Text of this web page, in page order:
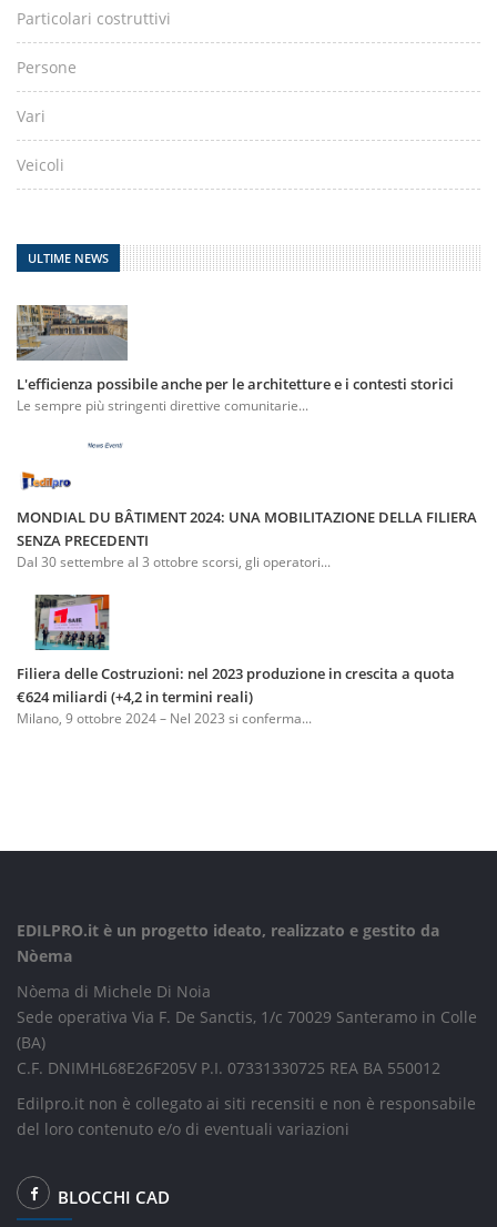
Particolari costruttivi
Persone
Vari
Veicoli
ULTIME NEWS
L'efficienza possibile anche per le architetture e i contesti storici
Le sempre più stringenti direttive comunitarie...
MONDIAL DU BÂTIMENT 2024: UNA MOBILITAZIONE DELLA FILIERA
SENZA PRECEDENTI
Dal 30 settembre al 3 ottobre scorsi, gli operatori...
Filiera delle Costruzioni: nel 2023 produzione in crescita a quota
€624 miliardi (+4,2 in termini reali)
Milano, 9 ottobre 2024 – Nel 2023 si conferma...
EDILPRO.it è un progetto ideato, realizzato e gestito da
Nòema
Nòema di Michele Di Noia
Sede operativa Via F. De Sanctis, 1/c 70029 Santeramo in Colle
(BA)
C.F. DNIMHL68E26F205V P.I. 07331330725 REA BA 550012
Edilpro.it non è collegato ai siti recensiti e non è responsabile
del loro contenuto e/o di eventuali variazioni
BLOCCHI CAD